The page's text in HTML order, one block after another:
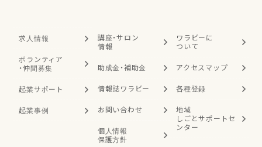
求人情報
ボランティア
・仲間募集
起業サポート
起業事例
講座・サロン
情報
助成金・補助金
情報誌ワラビー
お問い合わせ
個人情報
保護方針
ワラビーに
ついて
アクセスマップ
各種登録
地域
しごとサポートセ
ンター